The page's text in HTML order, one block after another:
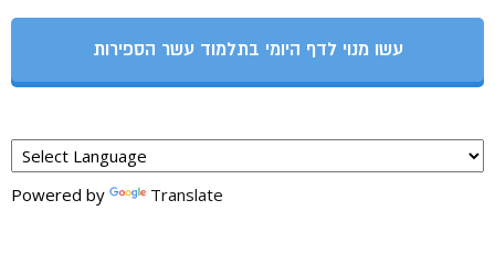
עשו מנוי לדף היומי בתלמוד עשר הספירות
Powered by Translate